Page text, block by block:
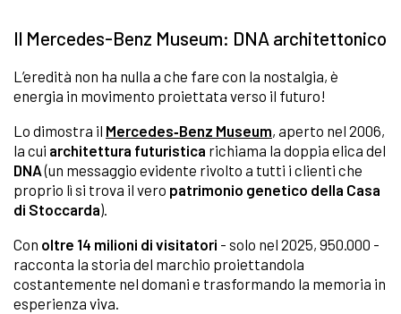
Il Mercedes-Benz Museum: DNA architettonico
L’eredità non ha nulla a che fare con la nostalgia, è
energia in movimento proiettata verso il futuro!
Lo dimostra il Mercedes‑Benz Museum, aperto nel 2006,
la cui architettura futuristica richiama la doppia elica del
DNA(un messaggio evidente rivolto a tutti i clienti che
proprio lì si trova il vero patrimonio genetico della Casa
di Stoccarda).
Con oltre 14 milioni di visitatori - solo nel 2025, 950.000 -
racconta la storia del marchio proiettandola
costantemente nel domani e trasformando la memoria in
esperienza viva.